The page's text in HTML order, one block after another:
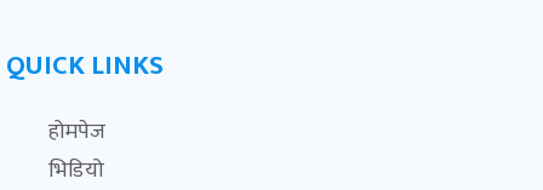
QUICK LINKS
होमपेज
भिडियो